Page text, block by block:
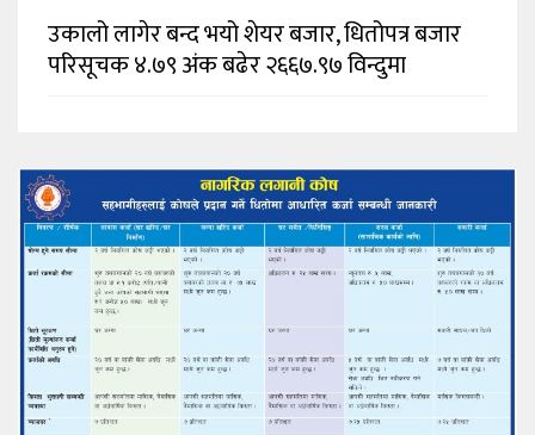
उकालो लागेर बन्द भयो शेयर बजार, धितोपत्र बजार
परिसूचक ४.७९ अंक बढेर २६६७.९७ विन्दुमा